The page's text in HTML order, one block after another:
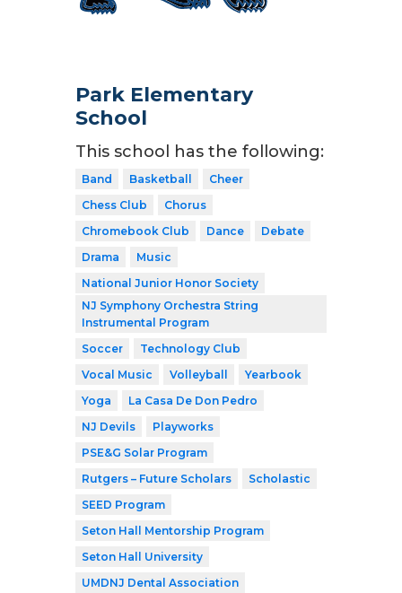
Park Elementary
School
This school has the following:
Band Basketball
Cheer
Chess Club
Chorus
Chromebook Club
Dance
Debate
Drama
Music
National Junior Honor Society
NJ Symphony Orchestra String
Instrumental Program
Soccer
Technology Club
Vocal Music
Volleyball
Yearbook
Yoga
La Casa De Don Pedro
NJ Devils
Playworks
PSE&G Solar Program
Rutgers – Future Scholars
Scholastic
SEED Program
Seton Hall Mentorship Program
Seton Hall University
UMDNJ Dental Association